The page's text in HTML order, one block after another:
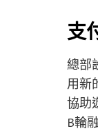
支
總部
用新
協助
B輪